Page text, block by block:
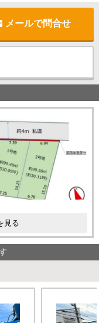
メールで問合せ
見る